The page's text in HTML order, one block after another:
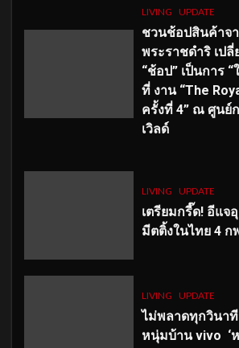
LIVING UPDATE
ชวนช้อปสินค้าจ
พระราชดำริ เป
“ช้อป” เป็นการ
ที่ งาน “The
ครั้งที่ 4” ณ ศูนย์
เวิลด์
LIVING UPDATE
เตรียมกรี๊ด! อีแจ
มีตติ้งในไทย 4 ก
LIVING UPDATE
ไม่พลาดทุกวินา
หนุ่มบ้าน vivo ‘